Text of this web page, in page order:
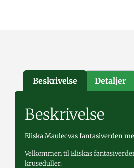
Beskrivelse Detaljer
Beskrivelse
Eliska Mauleovas fantasiverden
Velkommen til Eliskas
kruseduller.